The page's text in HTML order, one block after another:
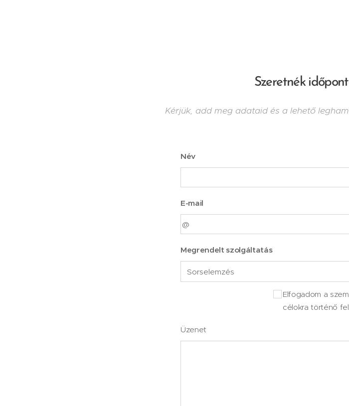
Szeretnék
Kérjük, add meg adataid és a lehető
Név
E-mail
Megrendelt szolgáltatás
Elfogadom a
célokra történő
Üzenet